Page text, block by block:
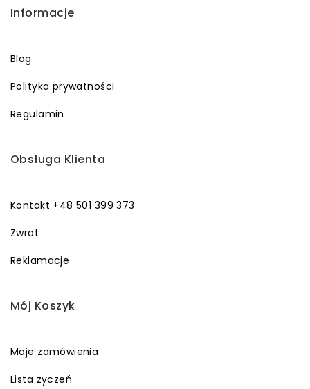
Informacje
Blog
Polityka prywatności
Regulamin
Obsługa Klienta
Kontakt +48 501 399 373
Zwrot
Reklamacje
Mój Koszyk
Moje zamówienia
Lista życzeń